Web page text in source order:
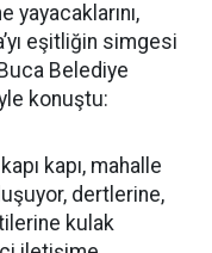
yayacaklarını,
eşitliğin simgesi
Belediye
konuştu:
kapı, mahalle
dertlerine,
kulak